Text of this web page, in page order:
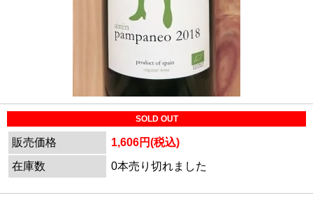
SOLD OUT
販売価格
1,606円(税込)
在庫数
0本売り切れました